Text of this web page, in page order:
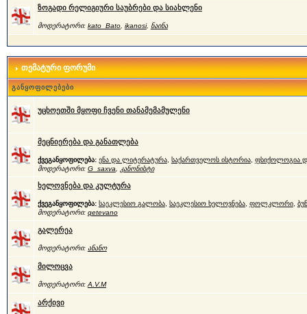
ზოგადი რელიგიური საუბრები და სიახლენი
მოდერატორი: kato_Bato, ikanosi, ნაინა
თემატური ფორუმი
განყოფილებები
უცხოეთში მყოფი ჩვენი თანამემამულენი
მეცნიერება და განათლება
ქვეგანყოფილება: ენა და ლიტერატურა, საქართველოს ისტორია, ფსიქოლოგია
მოდერატორი: G_saxva კანონისტი
ხელოვნება და კულტურა
ქვეგანყოფილება: საეკლესიო გალობა, საეკლესიო ხელოვნება, ფოლკლორი,
მოდერატორი: qetevano
გალერეა
მოდერატორი: ანანო
მილოცვა
მოდერატორი: A.V.M
არქივი